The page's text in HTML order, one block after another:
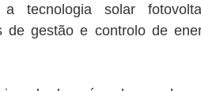
tecnologia solar
de gestão e controlo de